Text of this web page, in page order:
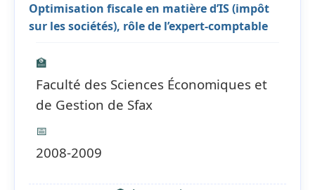
Optimisation fiscale en matière d’IS (impôt
sur les sociétés), rôle de l’expert-comptable
🏫
Faculté des Sciences Économiques et
de Gestion de Sfax
📅
2008-2009